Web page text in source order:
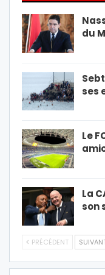
du
ses
Le
La
son
PRÉCÉDENT